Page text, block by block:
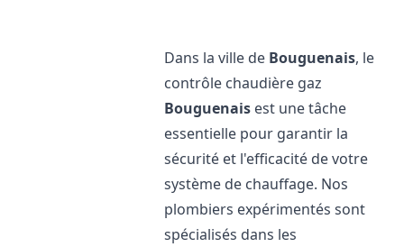
Dans la ville de Bouguenais, le
contrôle chaudière gaz
Bouguenais est une tâche
essentielle pour garantir la
sécurité et l'efficacité de votre
système de chauffage. Nos
plombiers expérimentés sont
spécialisés dans les